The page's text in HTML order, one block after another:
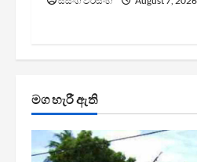
මග හැරී ඇති